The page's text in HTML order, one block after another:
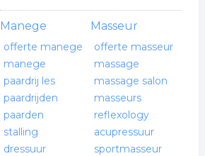
Manege
offerte manege
manege
paardrij les
paardrijden
paarden
stalling
dressuur
Masseur
offerte masseur
massage
massage salon
masseurs
reflexology
acupressuur
sportmasseur